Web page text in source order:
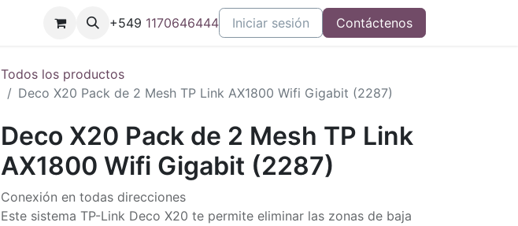
+549 1170646444 Iniciar sesión Contáctenos
Todos los productos
Deco X20 Pack de 2 Mesh TP Link AX1800 Wifi Gigabit (2287)
Deco X20 Pack de 2 Mesh TP Link
AX1800 Wifi Gigabit (2287)
Conexión en todas direcciones
Este sistema TP-Link Deco X20 te permite eliminar las zonas de baja